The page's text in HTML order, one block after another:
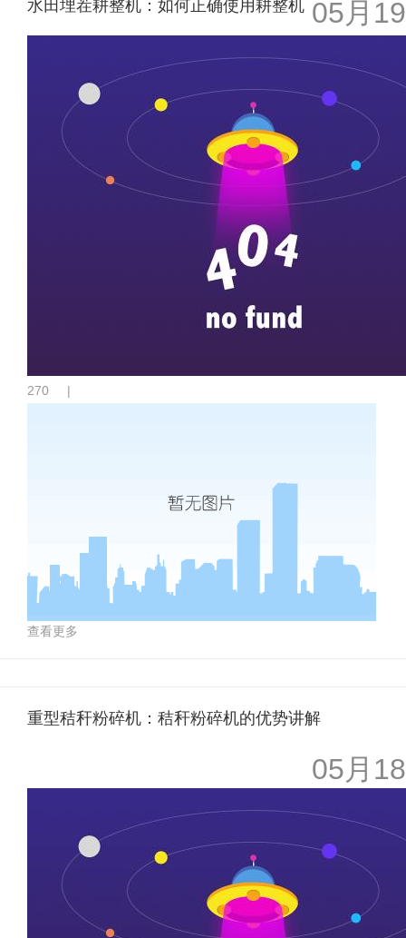
水田埋茬耕整机：如何正确使用耕整机 05月19
270 |
查看更多
重型秸秆粉碎机：秸秆粉碎机的优势讲解
05月18